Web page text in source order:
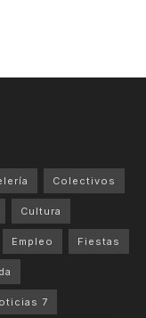
Colectivos
Cultura
Empleo Fiestas
7